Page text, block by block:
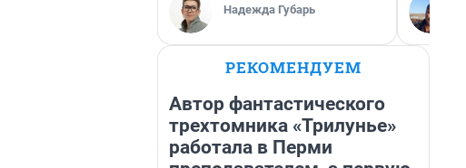
Надежда Губарь
РЕКОМЕНДУЕМ
Автор фантастического
трехтомника «Трилунье»
работала в Перми